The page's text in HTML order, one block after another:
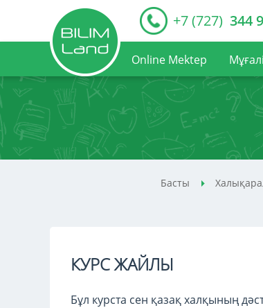
+7 (727) 344
Online Mektep
Басты
КУРС ЖАЙЛЫ
Бұл курста сен қазақ халқының